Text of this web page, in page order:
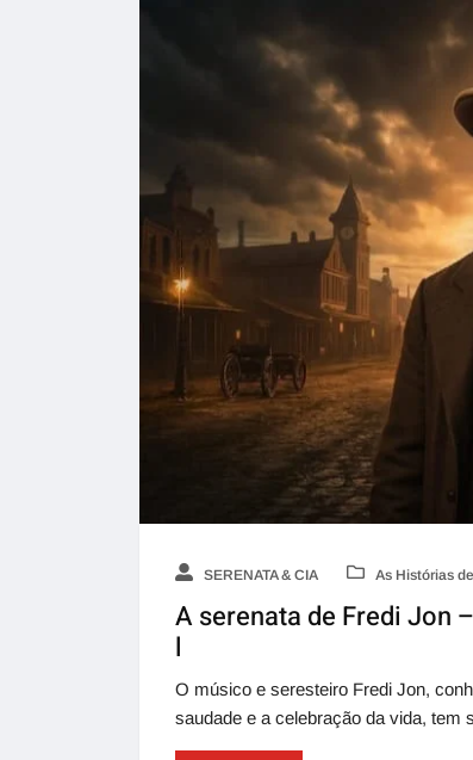
SERENATA & CIA As Histórias
A serenata de Fredi Jon
l
O músico e seresteiro Fredi Jon,
saudade e a celebração da vida, tem